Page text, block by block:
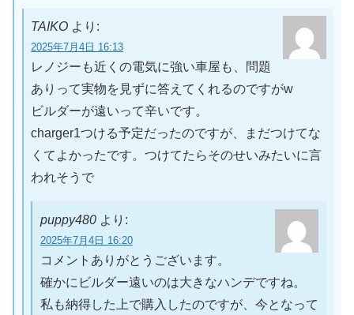
TAIKO より:
2025年7月4日 16:13
レノジーも近くの電気に強い車屋も、問題
ありって実物を見ずに答えてくれるのですがw
ビルダーが遠いって辛いです。
charger1つける予定だったのですが、まだつけてな
くてよかったです。つけてたらそのせいみたいに言
われそうで
puppy480 より:
2025年7月4日 16:20
コメントありがとうございます。
確かにビルダー遠いのは大きなハンデですね。
私も納得した上で購入したのですが、今となって